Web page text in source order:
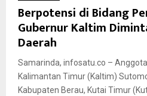
Berpotensi di Bidang
Gubernur Kaltim
Daerah
Samarinda, infosatu.co – Anggota
Kalimantan Timur (Kaltim)
Kabupaten Berau, Kutai Timur